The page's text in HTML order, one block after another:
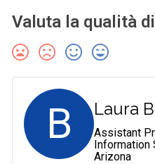
Valuta la qualità
B Laura
Assistant
Information
Arizona